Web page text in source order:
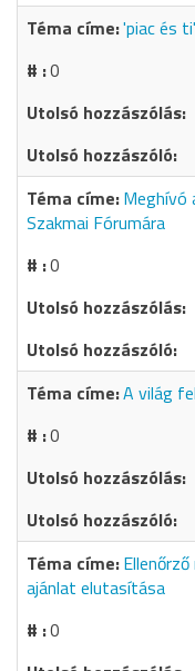
'piac és
0
Meghívó
Szakmai Fórumára
0
A világ
0
ajánlat elutasítása
0